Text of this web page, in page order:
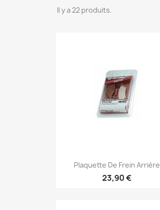
Il y a 22 produits.
Plaquette De Frein Arrière
23,90 €
Aperçu rapide